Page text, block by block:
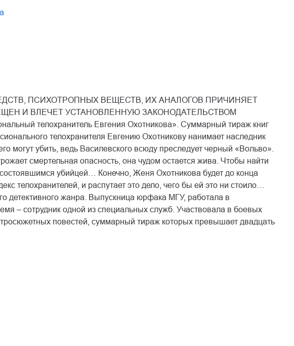
ПСИХОТРОПНЫХ ВЕЩЕСТВ, ИХ АНАЛОГОВ ПРИЧИНЯЕТ
И ВЛЕЧЕТ УСТАНОВЛЕННУЮ ЗАКОНОДАТЕЛЬСТВОМ
телохранитель Евгения Охотникова». Суммарный тираж книг
телохранителя Евгению Охотникову нанимает наследник
могут убить, ведь Василевского всюду преследует черный «Вольво».
смертельная опасность, она чудом остается жива. Чтобы найти
убийцей… Конечно, Женя Охотникова будет до конца
телохранителей, и распутает это дело, чего бы ей это ни стоило…
детективного жанра. Выпускница юрфака МГУ, работала в
– сотрудник одной из специальных служб. Участвовала в боевых
повестей, суммарный тираж которых превышает двадцать